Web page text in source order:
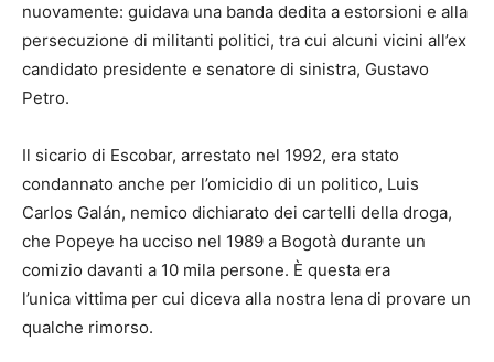
nuovamente: guidava una banda dedita a estorsioni e alla
persecuzione di militanti politici, tra cui alcuni vicini all’ex
candidato presidente e senatore di sinistra, Gustavo
Petro.
Il sicario di Escobar, arrestato nel 1992, era stato
condannato anche per l’omicidio di un politico, Luis
Carlos Galán, nemico dichiarato dei cartelli della droga,
che Popeye ha ucciso nel 1989 a Bogotà durante un
comizio davanti a 10 mila persone. È questa era
l’unica vittima per cui diceva alla nostra Iena di provare un
qualche rimorso.